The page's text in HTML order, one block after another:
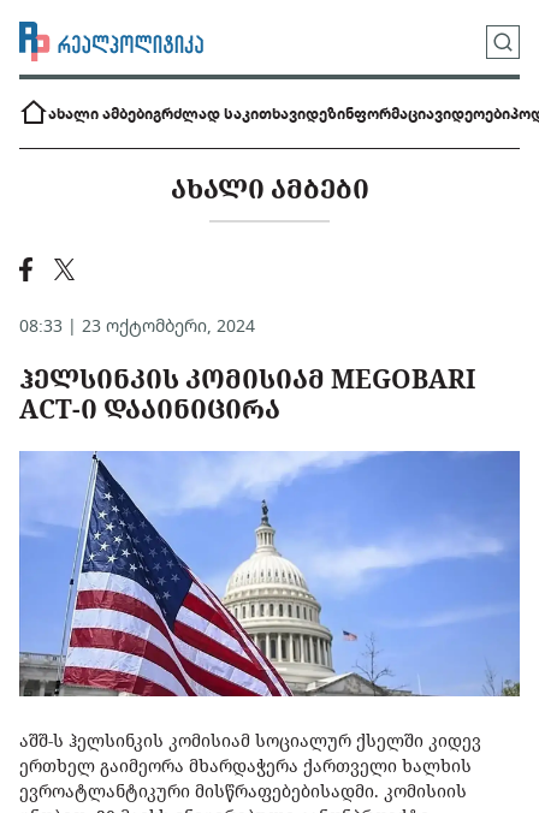
ახალი ამბებიგრძლად საკითხავიდეზინფორმაციავიდეოები
ᲐᲮᲐᲚᲘ ᲐᲛᲑᲔᲑᲘ
08:33 | 23 ოქტომბერი, 2024
ᲰᲔᲚᲡᲘᲜᲙᲘᲡ ᲙᲝᲛᲘᲡᲘᲐᲛ MEGOBARI
ACT-Ი ᲓᲐᲐᲘᲜᲘᲪᲘᲠᲐ
აშშ-ს ჰელსინკის კომისიამ სოციალურ ქსელში კიდევ
ერთხელ გაიმეორა მხარდაჭერა ქართველი ხალხის
ევროატლანტიკური მისწრაფებებისადმი. კომისიის